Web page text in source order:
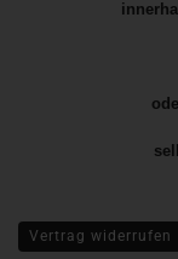
Vertrag widerrufen